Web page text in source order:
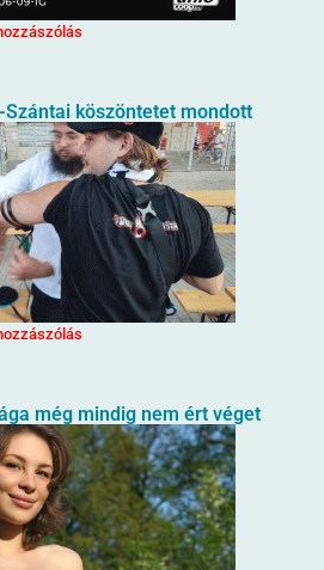
Szántai köszöntetet mondott
még mindig nem ért véget